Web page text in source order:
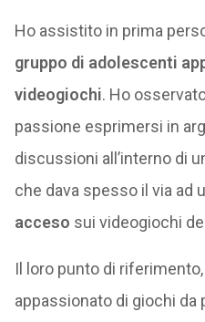
Ho assistito in prima
gruppo di adolescenti
videogiochi. Ho
passione esprimersi in
discussioni all’interno di
che dava spesso il via ad
acceso sui videogiochi
Il loro punto di
appassionato di giochi da